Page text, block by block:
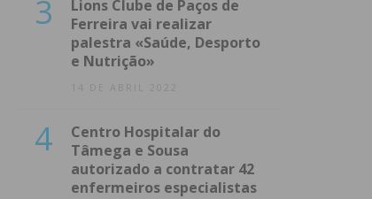
3
Lions Clube de Paços de
Ferreira vai realizar
palestra «Saúde, Desporto
e Nutrição»
14 DE ABRIL 2022
4
Centro Hospitalar do
Tâmega e Sousa
autorizado a contratar 42
enfermeiros especialistas